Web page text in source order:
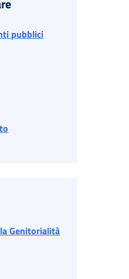
pubblici
Genitorialità